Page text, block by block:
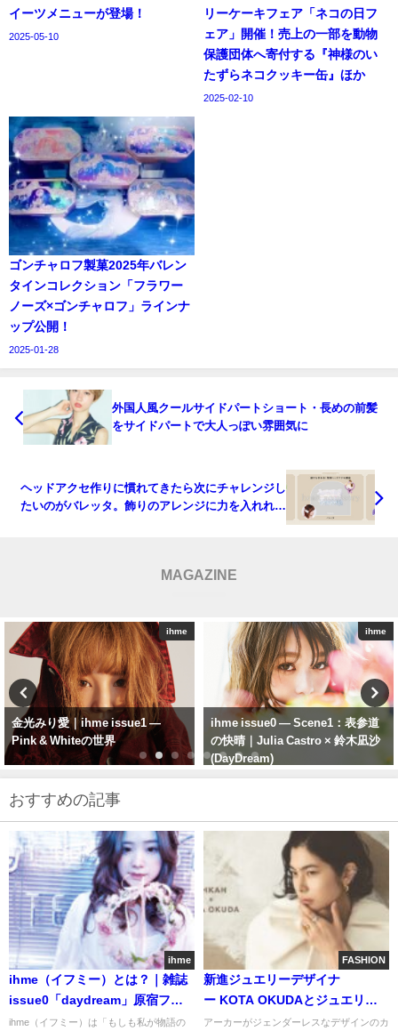
イーツメニューが登場！
2025-05-10
リーケーキフェア「ネコの日フ
ェア」開催！売上の一部を動物
保護団体へ寄付する『神様のい
たずらネコクッキー缶』ほか
2025-02-10
ゴンチャロフ製菓2025年バレン
タインコレクション「フラワー
ノーズ×ゴンチャロフ」ラインナ
ップ公開！
2025-01-28
外国人風クールサイドパートショート・長めの前髪
をサイドパートで大人っぽい雰囲気に
ヘッドアクセ作りに慣れてきたら次にチャレンジし
たいのがバレッタ。飾りのアレンジに力を入れれば
MAGAZINE
ihme
ihme issue0 — Scene1：表参道
の快晴｜Julia Castro × 鈴木凪沙
(DayDream)
ihme
ihme『issue4』（ sherbet ）中
村守里／drop of dew・露のしず
く
おすすめの記事
ihme
ihme（イフミー）とは？｜雑誌
issue0「daydream」原宿フォ
トストーリー紹介
ihme（イフミー）は「もしも私が物語の
FASHION
新進ジュエリーデザイナ
ー KOTA OKUDAとジュエリー
ブランドAHKAHがカプセルコレ
アーカーがジェンダーレスなデザインのカ